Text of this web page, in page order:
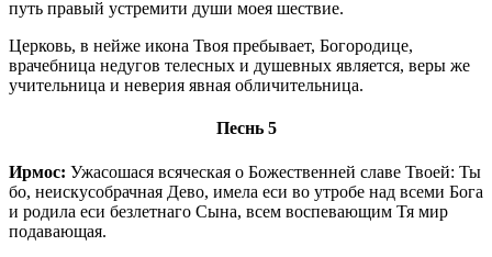
путь правый устремити души моея шествие.
Церковь, в нейже икона Твоя пребывает, Богородице,
врачебница недугов телесных и душевных является, веры же
учительница и неверия явная обличительница.
Песнь 5
Ирмос: Ужасошася всяческая о Божественней славе Твоей: Ты
бо, неискусобрачная Дево, имела еси во утробе над всеми Бога
и родила еси безлетнаго Сына, всем воспевающим Тя мир
подавающая.